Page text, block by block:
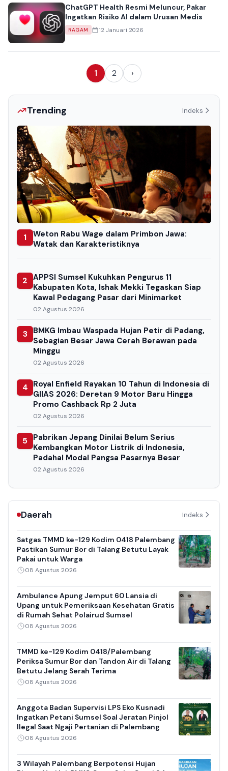
ChatGPT Health Resmi Meluncur, Pakar
Ingatkan Risiko AI dalam Urusan Medis
RAGAM 12 Januari 2026
1 2 ›
Trending Indeks
1
Weton Rabu Wage dalam Primbon Jawa:
Watak dan Karakteristiknya
2 APPSI Sumsel Kukuhkan Pengurus 11
Kabupaten Kota, Ishak Mekki Tegaskan Siap
Kawal Pedagang Pasar dari Minimarket
02 Agustus 2026
3
BMKG Imbau Waspada Hujan Petir di Padang,
Sebagian Besar Jawa Cerah Berawan pada
Minggu
02 Agustus 2026
4 Royal Enfield Rayakan 10 Tahun di Indonesia di
GIIAS 2026: Deretan 9 Motor Baru Hingga
Promo Cashback Rp 2 Juta
02 Agustus 2026
5
Pabrikan Jepang Dinilai Belum Serius
Kembangkan Motor Listrik di Indonesia,
Padahal Modal Pangsa Pasarnya Besar
02 Agustus 2026
Daerah Indeks
Satgas TMMD ke-129 Kodim 0418 Palembang
Pastikan Sumur Bor di Talang Betutu Layak
Pakai untuk Warga
08 Agustus 2026
Ambulance Apung Jemput 60 Lansia di
Upang untuk Pemeriksaan Kesehatan Gratis
di Rumah Sehat Polairud Sumsel
08 Agustus 2026
TMMD ke-129 Kodim 0418/Palembang
Periksa Sumur Bor dan Tandon Air di Talang
Betutu Jelang Serah Terima
08 Agustus 2026
Anggota Badan Supervisi LPS Eko Kusnadi
Ingatkan Petani Sumsel Soal Jeratan Pinjol
Ilegal Saat Ngaji Pertanian di Palembang
08 Agustus 2026
3 Wilayah Palembang Berpotensi Hujan